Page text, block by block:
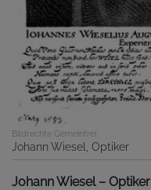
Bildrechte Gemeinfrei
Johann Wiesel, Optiker
Johann Wiesel – Optiker